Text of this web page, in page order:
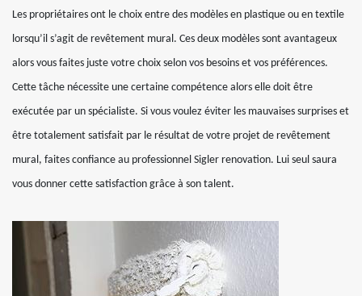
Les propriétaires ont le choix entre des modèles en plastique ou en textile
lorsqu’il s’agit de revêtement mural. Ces deux modèles sont avantageux
alors vous faites juste votre choix selon vos besoins et vos préférences.
Cette tâche nécessite une certaine compétence alors elle doit être
exécutée par un spécialiste. Si vous voulez éviter les mauvaises surprises et
être totalement satisfait par le résultat de votre projet de revêtement
mural, faites confiance au professionnel Sigler renovation. Lui seul saura
vous donner cette satisfaction grâce à son talent.